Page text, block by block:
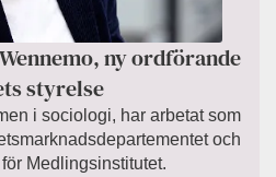
ny ordförande
styrelse
i sociologi, har arbetat som
och
Medlingsinstitutet.